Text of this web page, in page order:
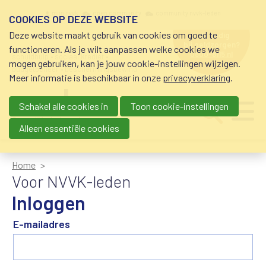
schuldhulp • sociaal krediet •
budgetbeheer • beschermingsbewind
hulp nodig
bij geldzorgen?
0800-8115.nl
Main navigation
Home
Voor NVVK-leden
Inloggen
E-mailadres
COOKIES OP DEZE WEBSITE
Deze website maakt gebruik van cookies om goed te
functioneren. Als je wilt aanpassen welke cookies we
mogen gebruiken, kan je jouw cookie-instellingen wijzigen.
Meer informatie is beschikbaar in onze privacyverklaring.
Schakel alle cookies in
Toon cookie-instellingen
Alleen essentiële cookies